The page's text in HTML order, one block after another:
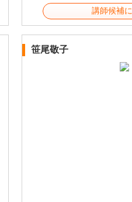
講師候補
笹尾敬子